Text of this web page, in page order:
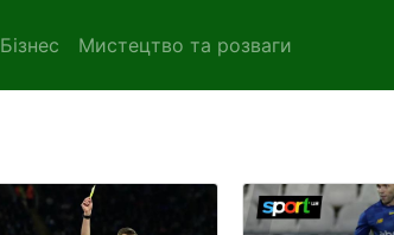
Бізнес Мистецтво та розваги